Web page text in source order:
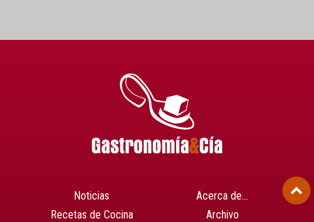
Noticias
Recetas de Cocina
Acerca de…
Archivo